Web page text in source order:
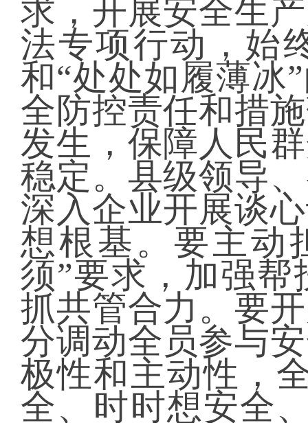
求，开展安全生
法专项行动，始
和“处处如履薄冰
全防控责任和措
发生，保障人民
稳定。县级领导
深入企业开展谈
想根基。要主动
须”要求，加强
抓共管合力。要
分调动全员参与
极性和主动性，
全、时时想安全